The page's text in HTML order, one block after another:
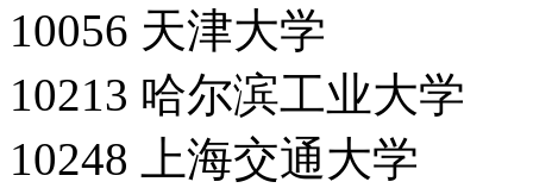
10056 天津大学
10213 哈尔滨工业大学
10248 上海交通大学